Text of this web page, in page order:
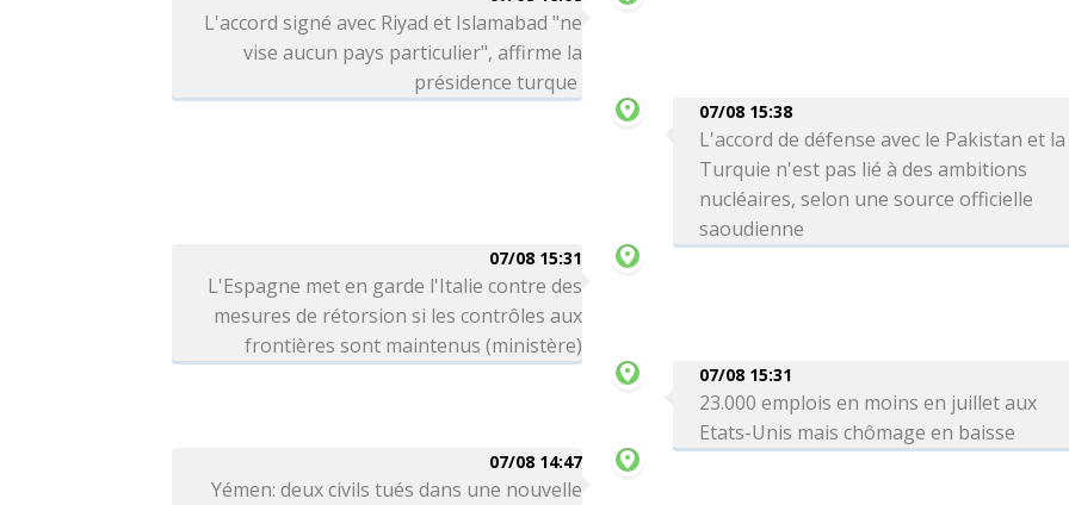
L'accord signé avec Riyad et Islamabad "ne
vise aucun pays particulier", affirme la
présidence turque
07/08 15:38
L'accord de défense avec le Pakistan et la
Turquie n'est pas lié à des ambitions
nucléaires, selon une source officielle
saoudienne
07/08 15:31
L'Espagne met en garde l'Italie contre des
mesures de rétorsion si les contrôles aux
frontières sont maintenus (ministère)
07/08 15:31
23.000 emplois en moins en juillet aux
Etats-Unis mais chômage en baisse
07/08 14:47
Yémen: deux civils tués dans une nouvelle